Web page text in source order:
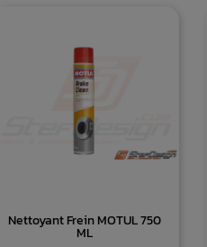
Nettoyant Frein MOTUL 750
ML